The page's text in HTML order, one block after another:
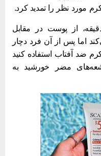
مورد نظر را تمدید کرد.
معمولی حدود 20 دقیقه، از پوست در مقابل
پس از آن فرد دچار
آفتاب استفاده کنید
مضر خورشید به